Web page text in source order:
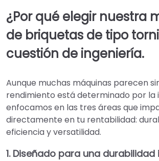
¿Por qué elegir nuestra
de briquetas de tipo
cuestión de ingeniería.
Aunque muchas máquinas parecen
rendimiento está determinado por la
enfocamos en las tres áreas que
directamente en tu rentabilidad:
eficiencia y versatilidad.
1. Diseñado para una